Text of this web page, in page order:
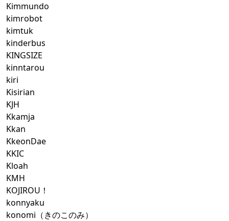
Kimmundo
kimrobot
kimtuk
kinderbus
KINGSIZE
kinntarou
kiri
Kisirian
KJH
Kkamja
Kkan
KkeonDae
KKIC
Kloah
KMH
KOJIROU！
konnyaku
konomi（きのこのみ）